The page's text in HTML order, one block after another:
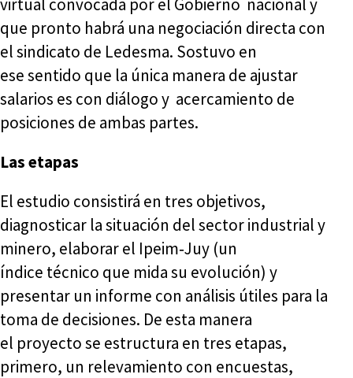
que pronto habrá una negociación directa con
el sindicato de Ledesma. Sostuvo en
ese sentido que la única manera de ajustar
salarios es con diálogo y acercamiento de
posiciones de ambas partes.
Las etapas
El estudio consistirá en tres objetivos,
diagnosticar la situación del sector industrial y
minero, elaborar el Ipeim‑Juy (un
índice técnico que mida su evolución) y
presentar un informe con análisis útiles para la
toma de decisiones. De esta manera
el proyecto se estructura en tres etapas,
primero, un relevamiento con encuestas,